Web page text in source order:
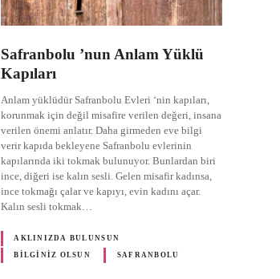
Safranbolu ’nun Anlam Yüklü
Kapıları
Anlam yüklüdür Safranbolu Evleri ‘nin kapıları,
korunmak için değil misafire verilen değeri, insana
verilen önemi anlatır. Daha girmeden eve bilgi
verir kapıda bekleyene Safranbolu evlerinin
kapılarında iki tokmak bulunuyor. Bunlardan biri
ince, diğeri ise kalın sesli. Gelen misafir kadınsa,
ince tokmağı çalar ve kapıyı, evin kadını açar.
Kalın sesli tokmak…
AKLINIZDA BULUNSUN
BILGINIZ OLSUN SAFRANBOLU